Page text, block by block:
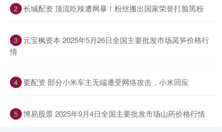
2 长城配资 顶流吃辣遭网暴！粉丝搬出国家荣誉打脸黑粉
3
元宝枫资本 2025年5月26日全国主要批发市场莴笋价格行
情
4 要配资 部分小米车主无端遭受网络攻击，小米回应
5 博易股票 2025年9月4日全国主要批发市场山药价格行情